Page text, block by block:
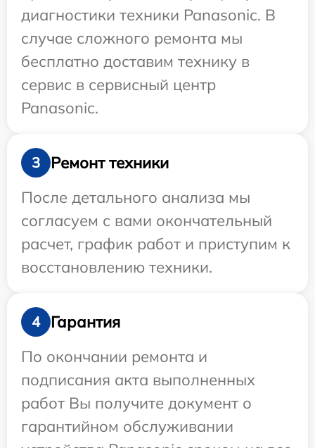
диагностики техники Panasonic. В
случае сложного ремонта мы
бесплатно доставим технику в
сервис в сервисный центр
Panasonic.
3
Ремонт техники
После детального анализа мы
согласуем с вами окончательный
расчет, график работ и приступим к
восстановлению техники.
4
Гарантия
По окончании ремонта и
подписания акта выполненных
работ Вы получите документ о
гарантийном обслуживании